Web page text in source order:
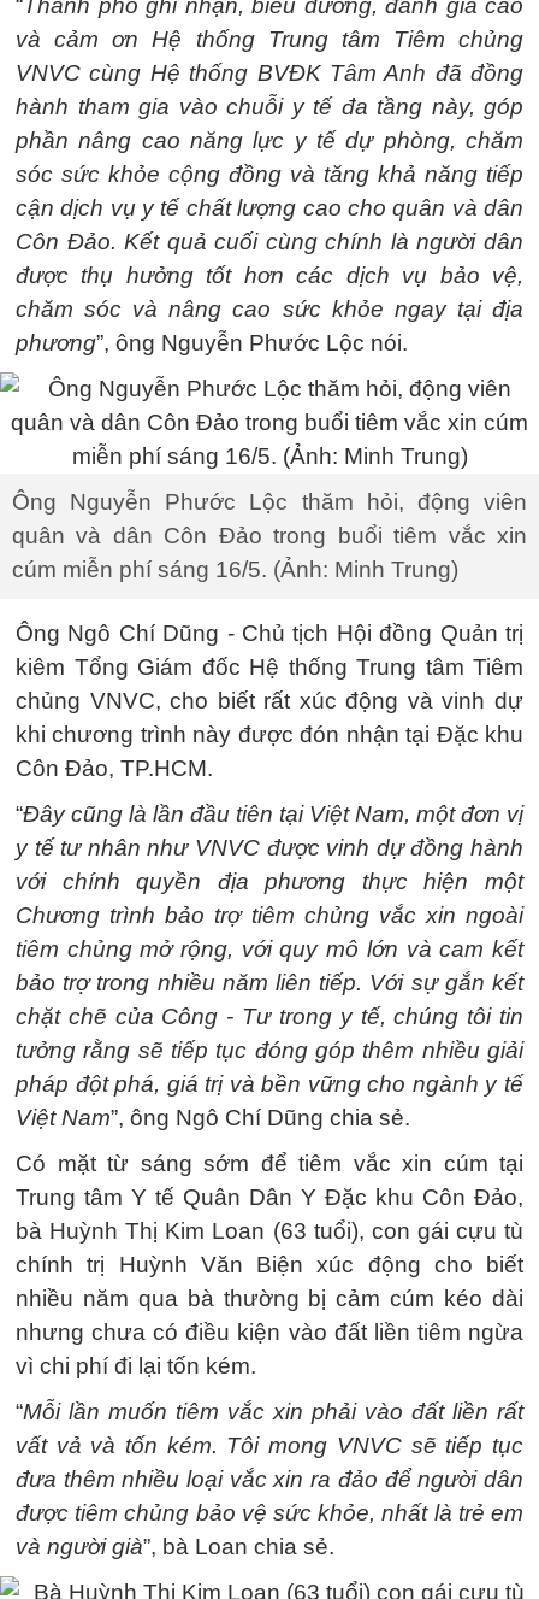
“Thành phố ghi nhận, biểu dương, đánh giá cao
và cảm ơn Hệ thống Trung tâm Tiêm chủng
VNVC cùng Hệ thống BVĐK Tâm Anh đã đồng
hành tham gia vào chuỗi y tế đa tầng này, góp
phần nâng cao năng lực y tế dự phòng, chăm
sóc sức khỏe cộng đồng và tăng khả năng tiếp
cận dịch vụ y tế chất lượng cao cho quân và dân
Côn Đảo. Kết quả cuối cùng chính là người dân
được thụ hưởng tốt hơn các dịch vụ bảo vệ,
chăm sóc và nâng cao sức khỏe ngay tại địa
phương”, ông Nguyễn Phước Lộc nói.
Ông Nguyễn Phước Lộc thăm hỏi, động viên
quân và dân Côn Đảo trong buổi tiêm vắc xin
cúm miễn phí sáng 16/5. (Ảnh: Minh Trung)
Ông Ngô Chí Dũng - Chủ tịch Hội đồng Quản trị
kiêm Tổng Giám đốc Hệ thống Trung tâm Tiêm
chủng VNVC, cho biết rất xúc động và vinh dự
khi chương trình này được đón nhận tại Đặc khu
Côn Đảo, TP.HCM.
“Đây cũng là lần đầu tiên tại Việt Nam, một đơn vị
y tế tư nhân như VNVC được vinh dự đồng hành
với chính quyền địa phương thực hiện một
Chương trình bảo trợ tiêm chủng vắc xin ngoài
tiêm chủng mở rộng, với quy mô lớn và cam kết
bảo trợ trong nhiều năm liên tiếp. Với sự gắn kết
chặt chẽ của Công - Tư trong y tế, chúng tôi tin
tưởng rằng sẽ tiếp tục đóng góp thêm nhiều giải
pháp đột phá, giá trị và bền vững cho ngành y tế
Việt Nam”, ông Ngô Chí Dũng chia sẻ.
Có mặt từ sáng sớm để tiêm vắc xin cúm tại
Trung tâm Y tế Quân Dân Y Đặc khu Côn Đảo,
bà Huỳnh Thị Kim Loan (63 tuổi), con gái cựu tù
chính trị Huỳnh Văn Biện xúc động cho biết
nhiều năm qua bà thường bị cảm cúm kéo dài
nhưng chưa có điều kiện vào đất liền tiêm ngừa
vì chi phí đi lại tốn kém.
“Mỗi lần muốn tiêm vắc xin phải vào đất liền rất
vất vả và tốn kém. Tôi mong VNVC sẽ tiếp tục
đưa thêm nhiều loại vắc xin ra đảo để người dân
được tiêm chủng bảo vệ sức khỏe, nhất là trẻ em
và người già”, bà Loan chia sẻ.